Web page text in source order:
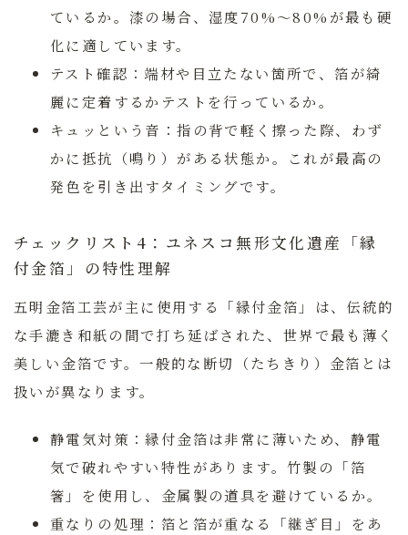
ているか。漆の場合、湿度70%〜80%が最も硬
化に適しています。
テスト確認：端材や目立たない箇所で、箔が綺
麗に定着するかテストを行っているか。
キュッという音：指の背で軽く擦った際、わず
かに抵抗（鳴り）がある状態か。これが最高の
発色を引き出すタイミングです。
チェックリスト4：ユネスコ無形文化遺産「縁
付金箔」の特性理解
五明金箔工芸が主に使用する 「縁付金箔」
は、伝統的
な手漉き和紙の間で打ち延ばされた、世界で最も薄く
美しい金箔です。一般的な断切（たちきり）金箔とは
扱いが異なります。
静電気対策：縁付金箔は非常に薄いため、静電
気で破れやすい特性があります。竹製の「箔
箸」を使用し、金属製の道具を避けているか。
重なりの処理： 箔と箔が重なる「継ぎ目」をあ